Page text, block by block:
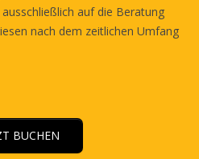
auf die Beratung
nach dem zeitlichen Umfang
BUCHEN